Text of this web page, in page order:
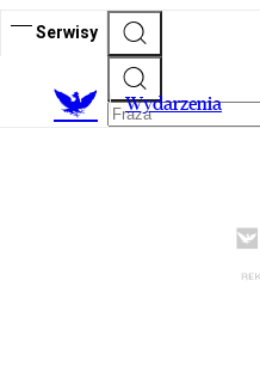
Serwisy
Wydarzenia